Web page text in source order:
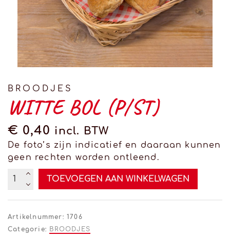
BROODJES
WITTE BOL (P/ST)
€ 0,40 incl. BTW
De foto’s zijn indicatief en daaraan kunnen
geen rechten worden ontleend.
Witte
TOEVOEGEN AAN WINKELWAGEN
Artikelnummer: 1706
Categorie: BROODJES